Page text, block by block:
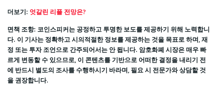
더보기: 엇갈린 리플 전망은?
면책 조항: 코인스피커는 공정하고 투명한 보도를 제공하기 위해 노력합니
다. 이 기사는 정확하고 시의적절한 정보를 제공하는 것을 목표로 하며, 재
정 또는 투자 조언으로 간주되어서는 안 됩니다. 암호화폐 시장은 매우 빠
르게 변동할 수 있으므로, 이 콘텐츠를 기반으로 어떠한 결정을 내리기 전
에 반드시 별도의 조사를 수행하시기 바라며, 필요 시 전문가와 상담할 것
을 권장합니다.